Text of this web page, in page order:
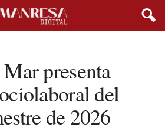
presenta
del
de 2026